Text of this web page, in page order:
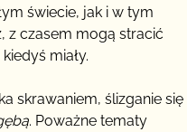
świecie, jak i w tym
z czasem mogą stracić
miały.
skrawaniem, ślizganie się
. Poważne tematy